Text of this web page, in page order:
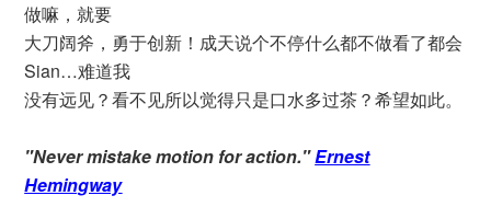
做嘛，就要
大刀阔斧，勇于创新！成天说个不停什么都不做看了都会
Sian…难道我
没有远见？看不见所以觉得只是口水多过茶？希望如此。
"Never mistake motion for action."Ernest
Hemingway